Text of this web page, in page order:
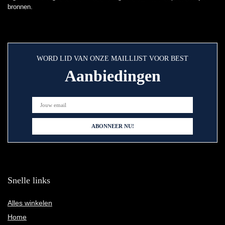
bronnen.
WORD LID VAN ONZE MAILLIJST VOOR BEST
Aanbiedingen
Snelle links
Alles winkelen
Home